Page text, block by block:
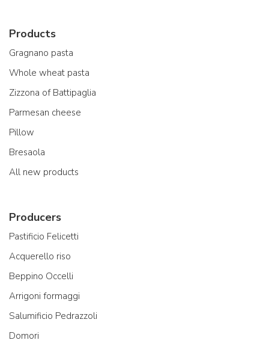
Products
Gragnano pasta
Whole wheat pasta
Zizzona of Battipaglia
Parmesan cheese
Pillow
Bresaola
All new products
Producers
Pastificio Felicetti
Acquerello riso
Beppino Occelli
Arrigoni formaggi
Salumificio Pedrazzoli
Domori